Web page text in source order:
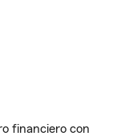
financiero con